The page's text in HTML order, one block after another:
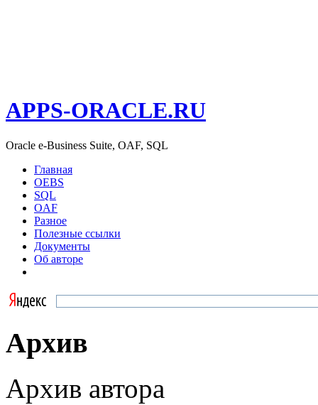
APPS-ORACLE.RU
Oracle e-Business Suite, OAF, SQL
Главная
OEBS
SQL
OAF
Разное
Полезные ссылки
Документы
Об авторе
Архив
Архив автора